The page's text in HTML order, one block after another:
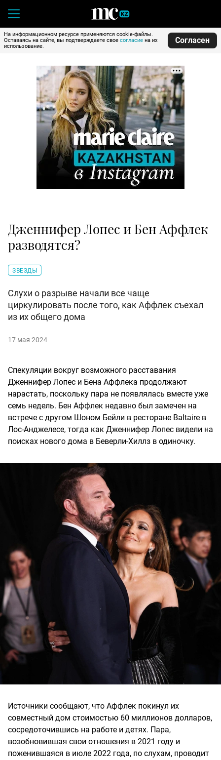
На информационном ресурсе применяются cookie-файлы.
Оставаясь на сайте, вы подтверждаете свое согласие на их
использование.
Согласен
Дженнифер Лопес и Бен Аффлек
разводятся?
ЗВЕЗДЫ
Слухи о разрыве начали все чаще
циркулировать после того, как Аффлек съехал
из их общего дома
17 мая 2024
Спекуляции вокруг возможного расставания
Дженнифер Лопес и Бена Аффлека продолжают
нарастать, поскольку пара не появлялась вместе уже
семь недель. Бен Аффлек недавно был замечен на
встрече с другом Шоном Бейли в ресторане Baltaire в
Лос-Анджелесе, тогда как Дженнифер Лопес видели на
поисках нового дома в Беверли-Хиллз в одиночку.
Источники сообщают, что Аффлек покинул их
совместный дом стоимостью 60 миллионов долларов,
сосредоточившись на работе и детях. Пара,
возобновившая свои отношения в 2021 году и
поженившаяся в июле 2022 года, по слухам, проводит